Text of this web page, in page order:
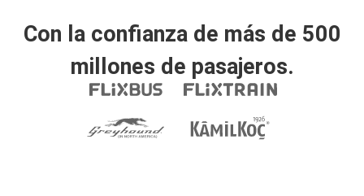
Con la confianza de más de 500
millones de pasajeros.